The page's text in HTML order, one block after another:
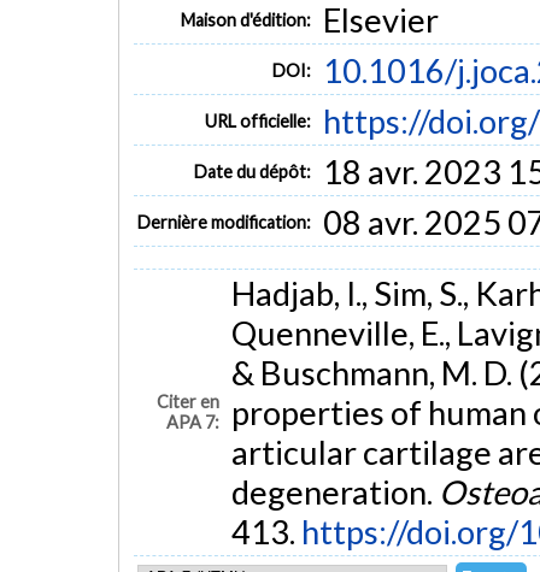
Maison d'édition: Elsevier
DOI: 10.1016/
URL officielle: https://
Date du dépôt: 18 avr. 2023
Dernière modification: 08 avr. 2025
Citer en
APA 7:
Hadjab, I., Sim, S.,
Quenneville, E.,
& Buschmann, M. D.
properties of
articular cartilage
degeneration.
413. https://doi.org/